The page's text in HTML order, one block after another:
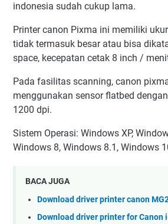
indonesia sudah cukup lama.
Printer canon Pixma ini memiliki
tidak termasuk besar atau bisa
space, kecepatan cetak 8 inch /
Pada fasilitas scanning, canon
menggunakan sensor flatbed
1200 dpi.
Sistem Operasi: Windows XP,
Windows 8, Windows 8.1, Windows
BACA JUGA
Download driver printer canon
Download driver printer for Canon